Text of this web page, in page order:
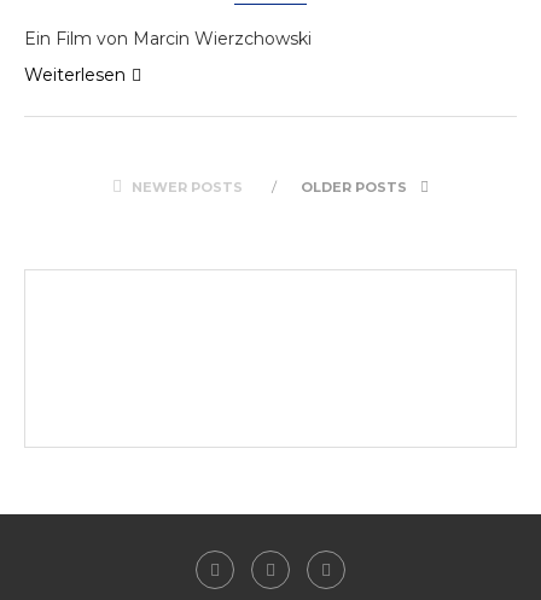
Ein Film von Marcin Wierzchowski
Weiterlesen
NEWER POSTS OLDER POSTS